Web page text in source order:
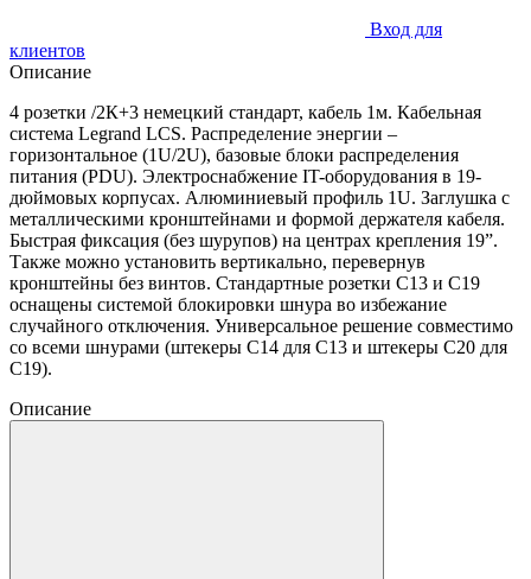
Вход для
клиентов
Описание
4 розетки /2К+3 немецкий стандарт, кабель 1м. Кабельная
система Legrand LCS. Распределение энергии –
горизонтальное (1U/2U), базовые блоки распределения
питания (PDU). Электроснабжение IT-оборудования в 19-
дюймовых корпусах. Алюминиевый профиль 1U. Заглушка с
металлическими кронштейнами и формой держателя кабеля.
Быстрая фиксация (без шурупов) на центрах крепления 19”.
Также можно установить вертикально, перевернув
кронштейны без винтов. Стандартные розетки C13 и C19
оснащены системой блокировки шнура во избежание
случайного отключения. Универсальное решение совместимо
со всеми шнурами (штекеры C14 для C13 и штекеры C20 для
C19).
Описание